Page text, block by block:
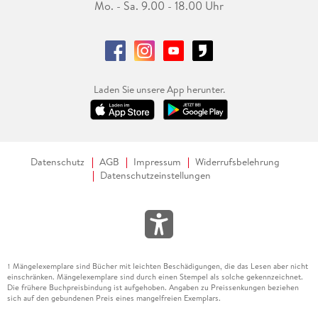
Mo. - Sa. 9.00 - 18.00 Uhr
Laden Sie unsere App herunter.
Datenschutz AGB Impressum
Widerrufsbelehrung
Datenschutzeinstellungen
1 Mängelexemplare sind Bücher mit leichten Beschädigungen, die das Lesen aber nicht
einschränken. Mängelexemplare sind durch einen Stempel als solche gekennzeichnet.
Die frühere Buchpreisbindung ist aufgehoben. Angaben zu Preissenkungen beziehen
sich auf den gebundenen Preis eines mangelfreien Exemplars.